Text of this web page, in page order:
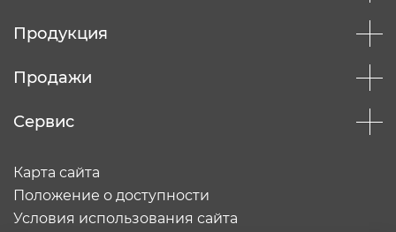
Продукция
Продажи
Сервис
Карта сайта
Положение о доступности
Условия использования сайта